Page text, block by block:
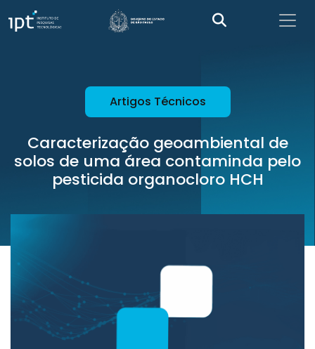
Artigos Técnicos
Caracterização geoambiental de
solos de uma área contaminda pelo
pesticida organocloro HCH